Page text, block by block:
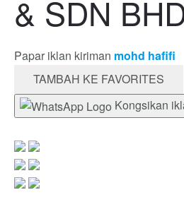
& SDN
Papar iklan kiriman mohd hafifi
TAMBAH KE FAVORITES
Kongsikan